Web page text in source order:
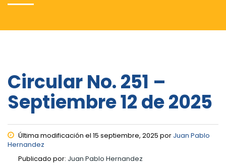
Circular No. 251 –
Septiembre 12 de 2025
Última modificación el 15 septiembre, 2025 por Juan Pablo
Hernandez
Publicado por: Juan Pablo Hernandez